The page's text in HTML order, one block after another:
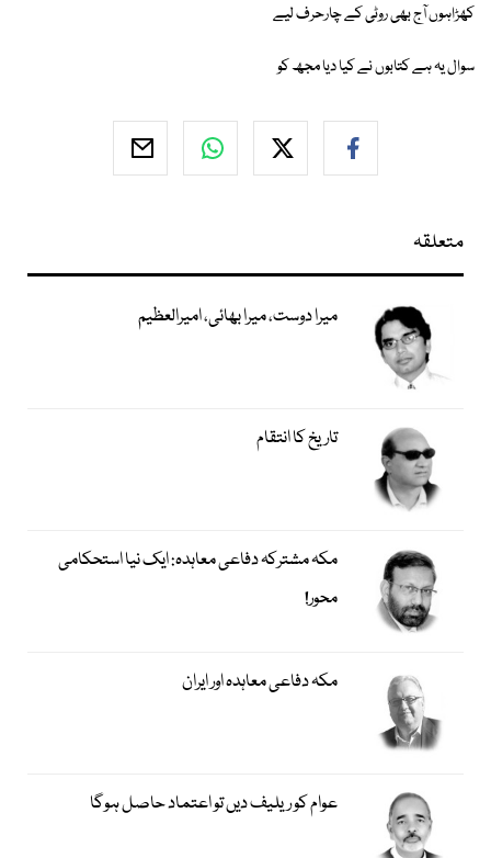
کھڑاہوں آج بھی روٹی کے چارحرف لیے
سوال یہ ہے کتابوں نے کیا دیا مجھ کو
متعلقہ
میرا دوست، میرا بھائی، امیرالعظیم
تاریخ کا انتقام
مکہ مشترکہ دفاعی معاہدہ: ایک نیا استحکامی
محور!
مکہ دفاعی معاہدہ اور ایران
عوام کو ریلیف دیں تو اعتماد حاصل ہوگا